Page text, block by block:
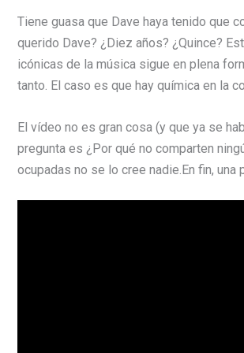
Tiene guasa que Dave haya tenido que
querido Dave? ¿Diez años? ¿Quince?
icónicas de la música sigue en plena
tanto. El caso es que hay química en la
El vídeo no es gran cosa (y que ya se
pregunta es ¿Por qué no comparten
ocupadas no se lo cree nadie.En fin,